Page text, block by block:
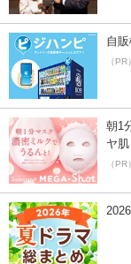
自
（
朝1
ヤ肌
（